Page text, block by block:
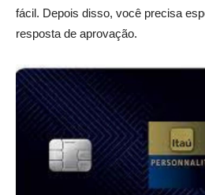
fácil. Depois disso, você precisa
resposta de aprovação.